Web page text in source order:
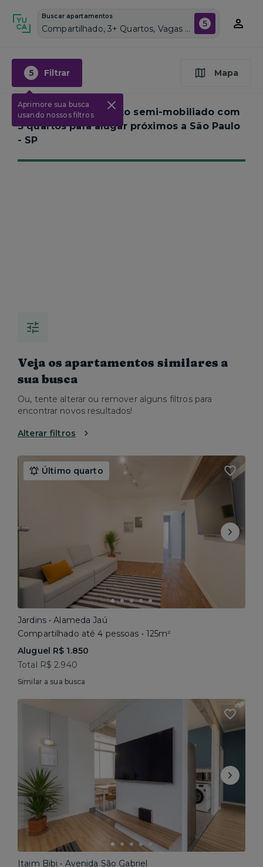
Buscar apartamentos
Compartilhado, 3+ Quartos, Vagas de garagem: Sim, Semi mobiliado, Piscina 5
5 Filtrar
Aprimore sua busca
usando nossos filtros
Mapa
Nenhum apartamento semi-mobiliado com
3 quartos para alugar próximos a São Paulo
- SP
Veja os apartamentos similares a
sua busca
Ou, tente alterar ou remover alguns filtros para
encontrar novos resultados!
Alterar filtros
Último quarto
Jardins • Alameda Jaú
Compartilhado até 4 pessoas • 125m²
Aluguel R$ 1.850
Total R$ 2.940
Similar a sua busca
Itaim Bibi • Avenida São Gabriel